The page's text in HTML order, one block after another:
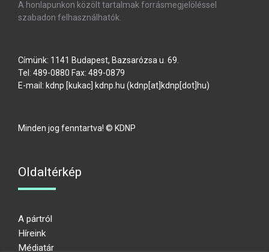
A honlapunkon közölt tartalmak forrásmegjelöléssel
szabadon felhasználhatók.
Címünk: 1141 Budapest, Bazsarózsa u. 69.
Tel: 489-0880 Fax: 489-0879
E-mail: kdnp [kukac] kdnp.hu (kdnp[at]kdnp[dot]hu)
Minden jog fenntartva! © KDNP
Oldaltérkép
A pártról
Híreink
Médiatár